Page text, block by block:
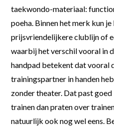
taekwondo-materiaal:
poeha. Binnen het merk kun
prijsvriendelijkere clublijn of
waarbij het verschil vooral in
handpad betekent dat vooral
trainingspartner in handen
zonder theater. Dat past
trainen dan praten over
natuurlijk ook nog wel eens.